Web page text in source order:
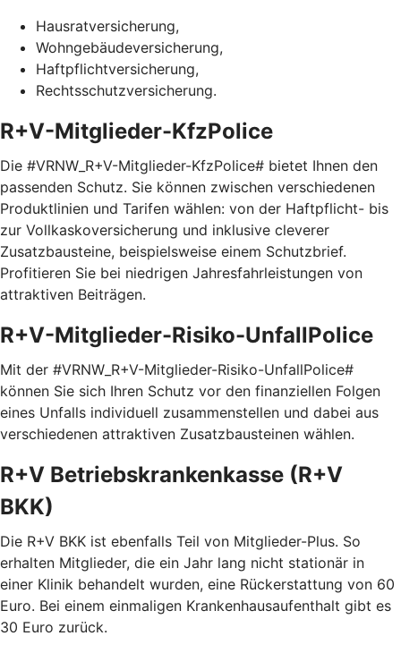
Hausratversicherung,
Wohngebäudeversicherung,
Haftpflichtversicherung,
Rechtsschutzversicherung.
R+V-Mitglieder-KfzPolice
Die #VRNW_R+V-Mitglieder-KfzPolice# bietet Ihnen den
passenden Schutz. Sie können zwischen verschiedenen
Produktlinien und Tarifen wählen: von der Haftpflicht- bis
zur Vollkaskoversicherung und inklusive cleverer
Zusatzbausteine, beispielsweise einem Schutzbrief.
Profitieren Sie bei niedrigen Jahresfahrleistungen von
attraktiven Beiträgen.
R+V-Mitglieder-Risiko-UnfallPolice
Mit der #VRNW_R+V-Mitglieder-Risiko-UnfallPolice#
können Sie sich Ihren Schutz vor den finanziellen Folgen
eines Unfalls individuell zusammenstellen und dabei aus
verschiedenen attraktiven Zusatzbausteinen wählen.
R+V Betriebskrankenkasse (R+V
BKK)
Die R+V BKK ist ebenfalls Teil von Mitglieder-Plus. So
erhalten Mitglieder, die ein Jahr lang nicht stationär in
einer Klinik behandelt wurden, eine Rückerstattung von 60
Euro. Bei einem einmaligen Krankenhausaufenthalt gibt es
30 Euro zurück.